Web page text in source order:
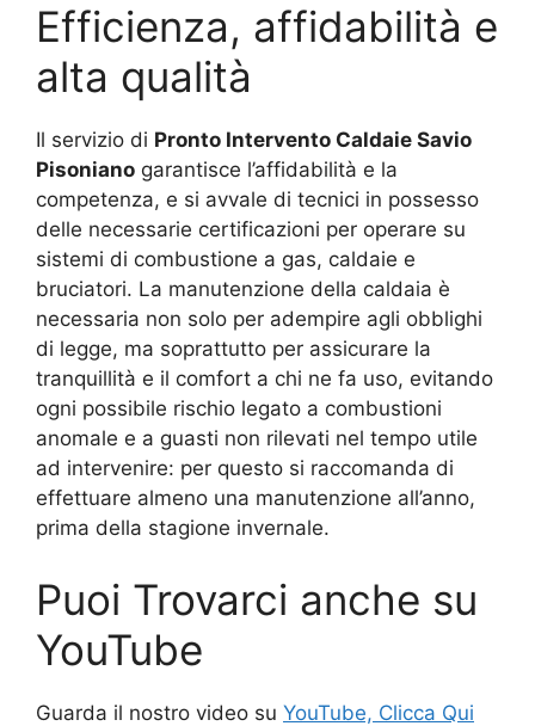
Efficienza, affidabilità e
alta qualità
Il servizio di Pronto Intervento Caldaie Savio
Pisoniano garantisce l’affidabilità e la
competenza, e si avvale di tecnici in possesso
delle necessarie certificazioni per operare su
sistemi di combustione a gas, caldaie e
bruciatori. La manutenzione della caldaia è
necessaria non solo per adempire agli obblighi
di legge, ma soprattutto per assicurare la
tranquillità e il comfort a chi ne fa uso, evitando
ogni possibile rischio legato a combustioni
anomale e a guasti non rilevati nel tempo utile
ad intervenire: per questo si raccomanda di
effettuare almeno una manutenzione all’anno,
prima della stagione invernale.
Puoi Trovarci anche su
YouTube
Guarda il nostro video su YouTube, Clicca Qui